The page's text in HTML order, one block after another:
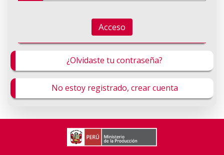
Acceso
¿Olvidaste tu contraseña?
No estoy registrado, crear cuenta